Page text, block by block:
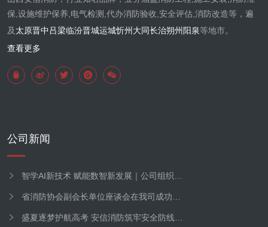
保,设施维护保养,电气检测,代办消防验收,安全评估,消防改造等，遍
及 太原晋中 吕梁临汾晋城运城忻州 大同长治朔州 阳泉等地市。
查看更多
公司新闻
智学AI新技术 赋能数智新发展｜公司组织…
省消防协会副会长单位座谈会在我司成功…
盛夏逐梦护航高考 安信消防筑牢安全防线…